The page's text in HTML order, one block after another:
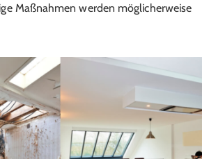
Maßnahmen werden möglicherweise